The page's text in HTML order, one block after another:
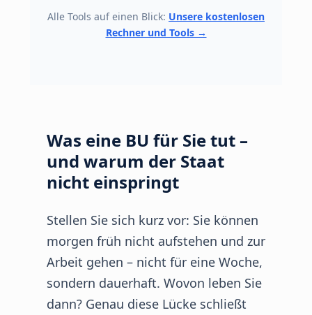
Alle Tools auf einen Blick: Unsere kostenlosen
Rechner und Tools →
Was eine BU für Sie tut –
und warum der Staat
nicht einspringt
Stellen Sie sich kurz vor: Sie können
morgen früh nicht aufstehen und zur
Arbeit gehen – nicht für eine Woche,
sondern dauerhaft. Wovon leben Sie
dann? Genau diese Lücke schließt